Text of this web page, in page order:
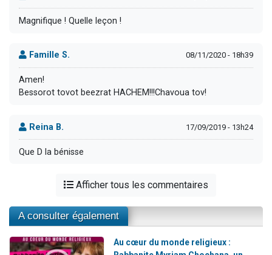
Magnifique ! Quelle leçon !
Famille S. 08/11/2020 - 18h39
Amen!
Bessorot tovot beezrat HACHEM!!!Chavoua tov!
Reina B. 17/09/2019 - 13h24
Que D la bénisse
Afficher tous les commentaires
A consulter également
Au cœur du monde religieux :